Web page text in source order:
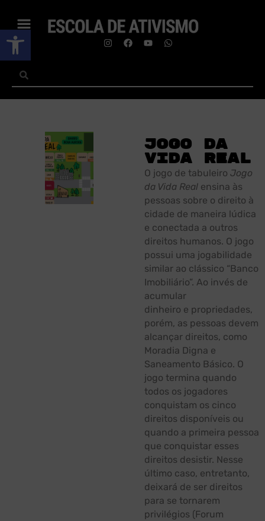
Abrir a barra de ferramentas
Jogo da
Vida Real
O jogo de tabuleiro Jogo
da Vida Real ensina às
pessoas sobre o direito à
cidade de maneira lúdica
e conectada a outros
direitos humanos. O jogo
possui uma jogabilidade
similar ao clássico “Banco
Imobiliário”. Ao invés de
acumular
dinheiro e propriedades,
porém, as pessoas devem
alcançar direitos, como
Moradia Digna e
Saneamento Básico. O
jogo termina quando
todos os jogadores
conquistam os cinco
direitos disponíveis ou
quando a primeira pessoa
que conquistar esses
direitos desistir. Nesse
último caso, entretanto,
deixará de ser direitos
para se tornarem
privilégios (Forum